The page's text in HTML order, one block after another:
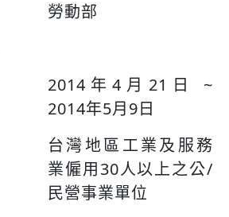
勞動部
2014年4月21日 ~
2014年5月9日
台灣地區工業及服務
業僱用30人以上之公/
民營事業單位